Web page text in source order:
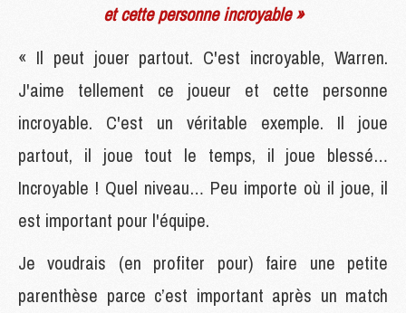
et cette personne incroyable »
« Il peut jouer partout. C'est incroyable, Warren.
J'aime tellement ce joueur et cette personne
incroyable. C'est un véritable exemple. Il joue
partout, il joue tout le temps, il joue blessé…
Incroyable ! Quel niveau… Peu importe où il joue, il
est important pour l'équipe.
Je voudrais (en profiter pour) faire une petite
parenthèse parce c’est important après un match